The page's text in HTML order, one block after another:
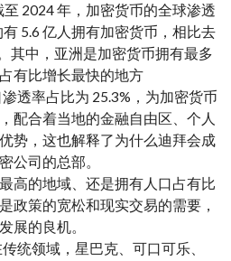
2024 年，加密货币的全球渗透
5.6 亿人拥有加密货币，相比去
其中，亚洲是加密货币拥有最多
有比增长最快的地方
渗透率占比为 25.3%，为加密货币
配合着当地的金融自由区、个人
势，这也解释了为什么迪拜会成
公司的总部。
高的地域、还是拥有人口占有比
政策的宽松和现实交易的需要，
展的良机。
统领域，星巴克、可口可乐、